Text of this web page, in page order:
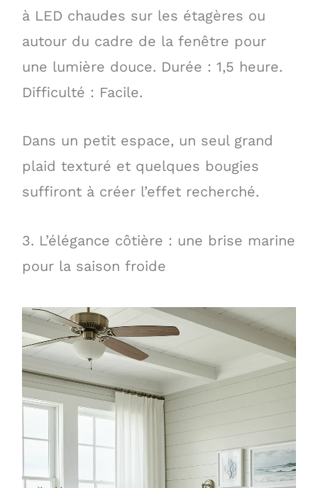
à LED chaudes sur les étagères ou
autour du cadre de la fenêtre pour
une lumière douce. Durée : 1,5 heure.
Difficulté : Facile.
Dans un petit espace, un seul grand
plaid texturé et quelques bougies
suffiront à créer l’effet recherché.
3. L’élégance côtière : une brise marine
pour la saison froide